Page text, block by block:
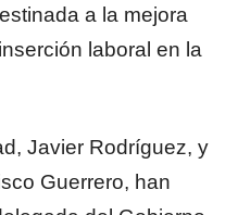
a la mejora
laboral en la
Javier Rodríguez, y
Guerrero, han